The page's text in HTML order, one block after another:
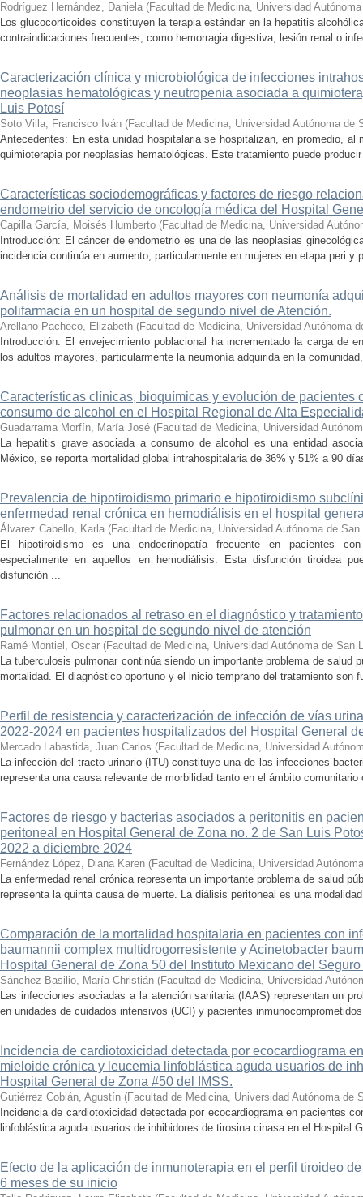
Rodríguez Hernández, Daniela (Facultad de Medicina, Universidad
Los glucocorticoides constituyen la terapia estándar en la hepatitis
contraindicaciones frecuentes, como hemorragia digestiva, lesión renal o
Caracterización clínica y microbiológica de infecciones
neoplasias hematológicas y neutropenia asociada a
Luis Potosí
Soto Villa, Francisco Iván (Facultad de Medicina, Universidad Autónoma de
Antecedentes: En esta unidad hospitalaria se hospitalizan, en promedio, al
quimioterapia por neoplasias hematológicas. Este tratamiento puede
Características sociodemográficas y factores de riesgo
endometrio del servicio de oncología médica del Hospital
Capilla García, Moisés Humberto (Facultad de Medicina, Universidad
Introducción: El cáncer de endometrio es una de las neoplasias
incidencia continúa en aumento, particularmente en mujeres en etapa peri
Análisis de mortalidad en adultos mayores con neumonía
polifarmacia en un hospital de segundo nivel de Atención.
Arellano Pacheco, Elizabeth (Facultad de Medicina, Universidad Autónoma
Introducción: El envejecimiento poblacional ha incrementado la carga de
los adultos mayores, particularmente la neumonía adquirida en la
Características clínicas, bioquímicas y evolución de pacientes
consumo de alcohol en el Hospital Regional de Alta
Guadarrama Morfín, María José (Facultad de Medicina, Universidad
La hepatitis grave asociada a consumo de alcohol es una entidad
México, se reporta mortalidad global intrahospitalaria de 36% y 51% a 90
Prevalencia de hipotiroidismo primario e hipotiroidismo
enfermedad renal crónica en hemodiálisis en el hospital
Álvarez Cabello, Karla (Facultad de Medicina, Universidad Autónoma de
El hipotiroidismo es una endocrinopatía frecuente en pacientes
especialmente en aquellos en hemodiálisis. Esta disfunción tiroidea
disfunción ...
Factores relacionados al retraso en el diagnóstico y
pulmonar en un hospital de segundo nivel de atención
Ramé Montiel, Oscar (Facultad de Medicina, Universidad Autónoma de San
La tuberculosis pulmonar continúa siendo un importante problema de salud
mortalidad. El diagnóstico oportuno y el inicio temprano del tratamiento son
Perfil de resistencia y caracterización de infección de vías
2022-2024 en pacientes hospitalizados del Hospital General
Mercado Labastida, Juan Carlos (Facultad de Medicina, Universidad
La infección del tracto urinario (ITU) constituye una de las infecciones
representa una causa relevante de morbilidad tanto en el ámbito
Factores de riesgo y bacterias asociados a peritonitis en
peritoneal en Hospital General de Zona no. 2 de San Luis
2022 a diciembre 2024
Fernández López, Diana Karen (Facultad de Medicina, Universidad
La enfermedad renal crónica representa un importante problema de salud
representa la quinta causa de muerte. La diálisis peritoneal es una
Comparación de la mortalidad hospitalaria en pacientes con
baumannii complex multidrogorresistente y Acinetobacter
Hospital General de Zona 50 del Instituto Mexicano del
Sánchez Basilio, María Christián (Facultad de Medicina, Universidad
Las infecciones asociadas a la atención sanitaria (IAAS) representan un
en unidades de cuidados intensivos (UCI) y pacientes
Incidencia de cardiotoxicidad detectada por ecocardiograma
mieloide crónica y leucemia linfoblástica aguda usuarios de
Hospital General de Zona #50 del IMSS.
Gutiérrez Cobián, Agustín (Facultad de Medicina, Universidad Autónoma de
Incidencia de cardiotoxicidad detectada por ecocardiograma en pacientes
linfoblástica aguda usuarios de inhibidores de tirosina cinasa en el Hospital
Efecto de la aplicación de inmunoterapia en el perfil tiroideo
6 meses de su inicio